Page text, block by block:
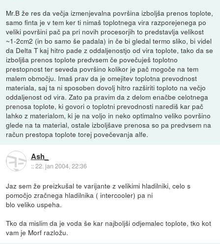
Mr.B že res da večja izmenjevalna površina izboljša prenos toplote,
samo finta je v tem ker ti nimaš toplotnega vira razporejenega po
veliki površini pač pa pri novih procesorjih to predstavlja velikost
~1-2cm2 (in bo samo še padala) in če bi gledal termo sliko, bi videl
da Delta T kaj hitro pade z oddaljenostjo od vira toplote, tako da se
izboljša prenos toplote predvsem če povečuješ toplotno
prestopnost ter seveda površino kolikor je pač mogoče na tem
malem območju. Imaš prav da je omejitev toplotna prevodnost
materiala, saj ta ni sposoben dovolj hitro razširiti toploto na večjo
oddaljenost od vira. Zato pa pravim da z delom enačbe celotnega
prenosa toplote, ki govori o toplotni prevodnosti narediš kar pač
lahko z materialom, ki je na voljo in neko optimalno veliko površino
glede na ta material, ostale izboljšave prenosa so pa predvsem na
račun prestopa toplote torej povečevanja alfe.
Ash_
::22. jan 2004, 22:36
Jaz sem že preizkušal te varijante z velikimi hladilniki, celo s
pomočjo zračnega hladilnika ( intercooler) pa ni
blo veliko uspeha.
Tko da mislim da je voda še kar najboljši odjemalec toplote, tko kot
vam je Morf razložu.